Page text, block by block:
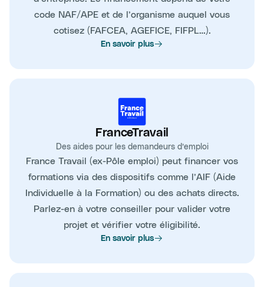
code NAF/APE et de l’organisme auquel vous
cotisez (FAFCEA, AGEFICE, FIFPL…).
En savoir plus
FranceTravail
Des aides pour les demandeurs d’emploi
France Travail (ex-Pôle emploi) peut financer vos
formations via des dispositifs comme l’AIF (Aide
Individuelle à la Formation) ou des achats directs.
Parlez-en à votre conseiller pour valider votre
projet et vérifier votre éligibilité.
En savoir plus